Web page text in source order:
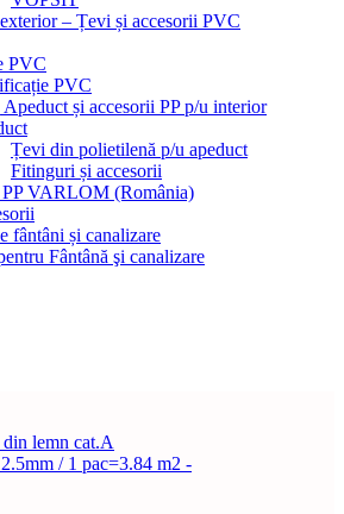
– Țevi și accesorii PVC
PVC
PVC
Apeduct și accesorii PP p/u interior
Țevi din polietilenă p/u apeduct
Fitinguri și accesorii
VARLOM (România)
fântâni și canalizare
Fântână şi canalizare